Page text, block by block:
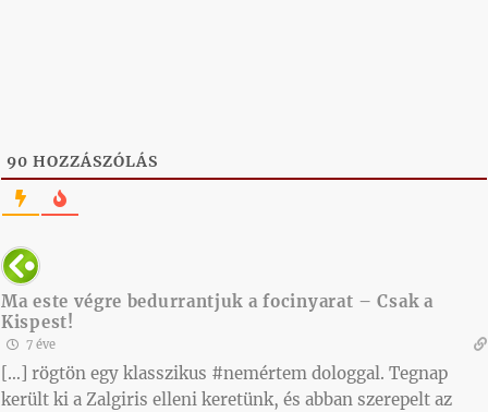
90 HOZZÁSZÓLÁS
Ma este végre bedurrantjuk a focinyarat – Csak a
Kispest!
7 éve
[…] rögtön egy klasszikus #nemértem dologgal. Tegnap
került ki a Zalgiris elleni keretünk, és abban szerepelt az